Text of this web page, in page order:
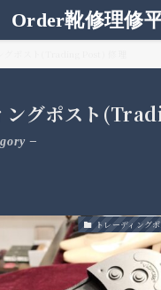
Order靴修理修
ングポスト
–
トレーディング